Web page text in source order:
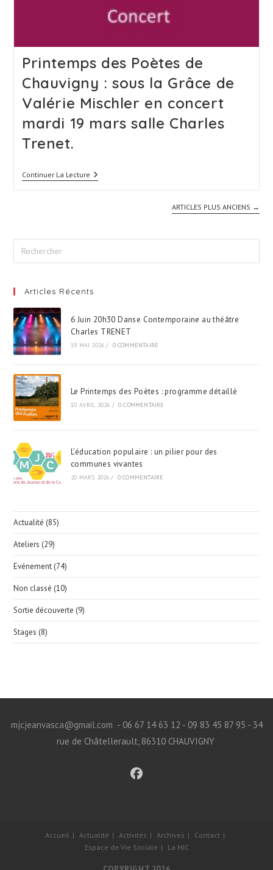
Printemps des Poètes de
Chauvigny : sous la Grâce de
Valérie Mischler en concert
mardi 19 mars salle Charles
Trenet.
Continuer La LecturePrintemps
Des
La
De
En
19
Mars
Salle
Charles
ARTICLES PLUS ANCIENS →
Articles Récents
6 Juin 20h30 Danse Contemporaine au théâtre
Charles TRENET
19 MAI 2026 / 0 COMMENTAIRE
Le Printemps des Poètes : programme détaillé
10 AVRIL 2026 / 0 COMMENTAIRE
L’éducation populaire : un pilier pour des
communes vivantes
20 MARS 2026 / 0 COMMENTAIRE
Actualité (85)
Ateliers (29)
Evénement (74)
Non classé (10)
Sortie découverte (9)
Stages (8)
mjcjeanvasca@gmail.com - 06 67 14 63 12 - 09 83 45 87 95 - 34
rue de Châtellerault, 86310 CHAUVIGNY
Accueil Actualité Activités Archives
Contact
Espace de Vie Sociale
La MJC